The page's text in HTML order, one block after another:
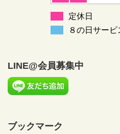
定休日
８の日サービ
LINE@会員募集中
ブックマーク